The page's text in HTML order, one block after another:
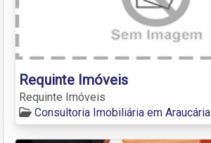
Requinte Imóveis
Requinte Imóveis
Consultoria Imobiliária em Araucária